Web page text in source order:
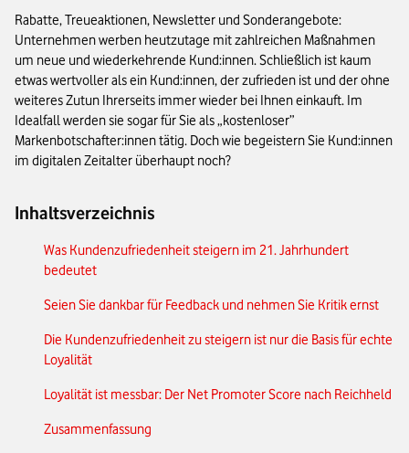
Rabatte, Treueaktionen, Newsletter und Sonderangebote:
Unternehmen werben heutzutage mit zahlreichen Maßnahmen
um neue und wiederkehrende Kund:innen. Schließlich ist kaum
etwas wertvoller als ein Kund:innen, der zufrieden ist und der ohne
weiteres Zutun Ihrerseits immer wieder bei Ihnen einkauft. Im
Idealfall werden sie sogar für Sie als „kostenloser”
Markenbotschafter:innen tätig. Doch wie begeistern Sie Kund:innen
im digitalen Zeitalter überhaupt noch?
Inhaltsverzeichnis
Was Kundenzufriedenheit steigern im 21. Jahrhundert
bedeutet
Seien Sie dankbar für Feedback und nehmen Sie Kritik ernst
Die Kundenzufriedenheit zu steigern ist nur die Basis für echte
Loyalität
Loyalität ist messbar: Der Net Promoter Score nach Reichheld
Zusammenfassung